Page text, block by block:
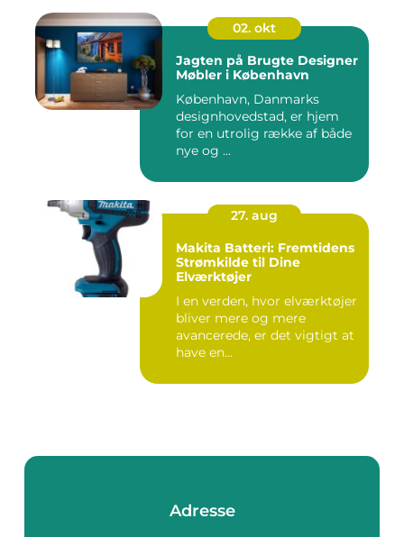
02. okt
Jagten på Brugte Designer
Møbler i København
København, Danmarks
designhovedstad, er hjem
for en utrolig række af både
nye og ...
27. aug
Makita Batteri: Fremtidens
Strømkilde til Dine
Elværktøjer
I en verden, hvor elværktøjer
bliver mere og mere
avancerede, er det vigtigt at
have en...
Adresse